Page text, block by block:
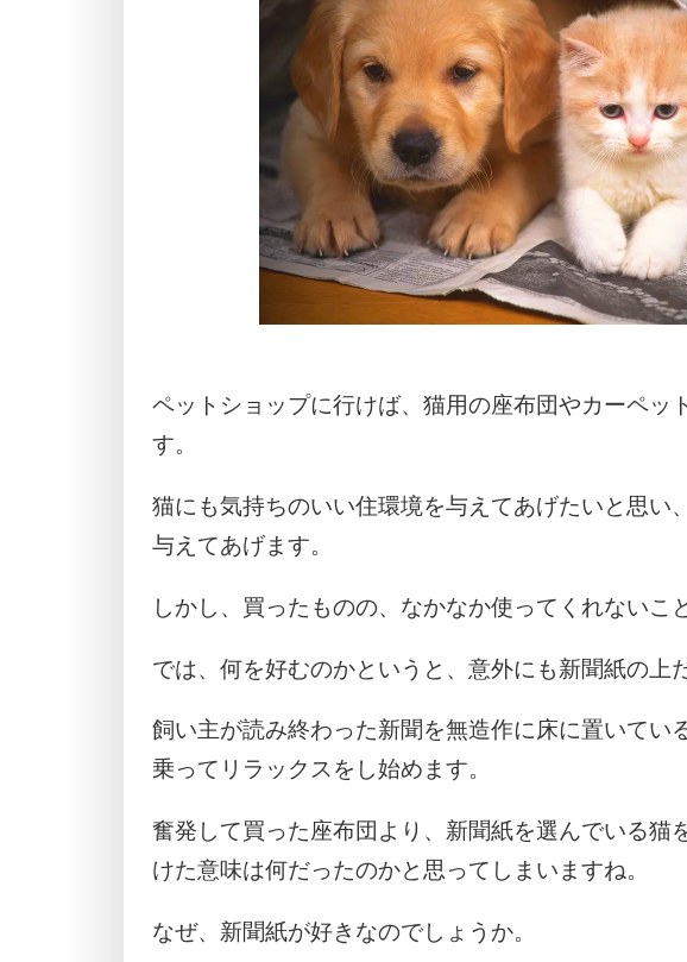
ペットショップに行けば、猫用の座布団やカーペッ
す。
猫にも気持ちのいい住環境を与えてあげたいと思い
与えてあげます。
しかし、買ったものの、なかなか使ってくれないこ
では、何を好むのかというと、意外にも新聞紙の上
飼い主が読み終わった新聞を無造作に床に置いてい
乗ってリラックスをし始めます。
奮発して買った座布団より、新聞紙を選んでいる猫
けた意味は何だったのかと思ってしまいますね。
なぜ、新聞紙が好きなのでしょうか。